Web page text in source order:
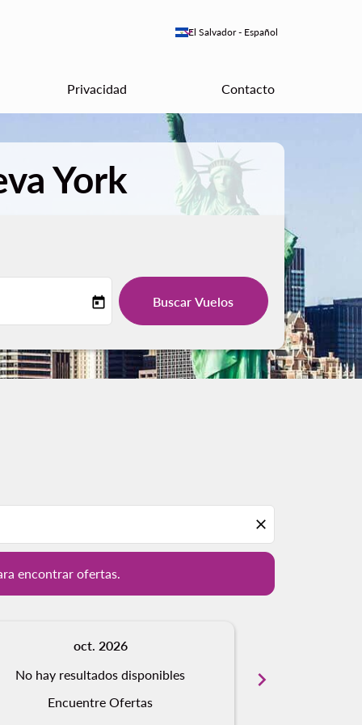
El Salvador - Español
keyboard_arrow_down
Privacidad Contacto
York
today Buscar Vuelos
close
encontrar ofertas.
para encontrar ofertas.
oct. 2026
No hay resultados disponibles
Encuentre Ofertas
chevron_right